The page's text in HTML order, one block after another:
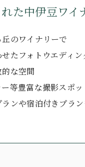
た中伊豆ワ
のワイナリーで
たフォトウエディ
な空間
等豊富な撮影スポッ
ンや宿泊付きプラ